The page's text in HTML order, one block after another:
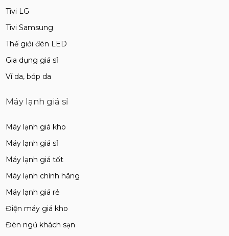
Tivi LG
Tivi Samsung
Thế giới đèn LED
Gia dụng giá sỉ
Ví da, bóp da
Máy lạnh giá sỉ
Máy lạnh giá kho
Máy lạnh giá sỉ
Máy lạnh giá tốt
Máy lạnh chính hãng
Máy lạnh giá rẻ
Điện máy giá kho
Đèn ngủ khách sạn